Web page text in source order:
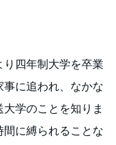
四年制大学を卒業
事に追われ、なかな
学のことを知りま
間に縛られることな